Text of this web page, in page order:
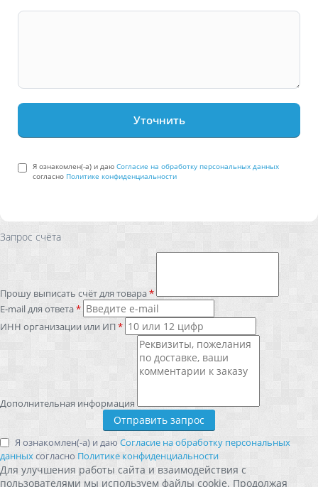
Я ознакомлен(-а) и даю Согласие на обработку персональных данных
согласно Политике конфиденциальности
Запрос счёта
Прошу выписать счёт для товара*
E-mail для ответа*
ИНН организации или ИП*
Дополнительная информация
Я ознакомлен(-а) и даю Согласие на обработку персональных
данныхсогласно Политике конфиденциальности
Для улучшения работы сайта и взаимодействия с
пользователями мы используем файлы cookie. Продолжая